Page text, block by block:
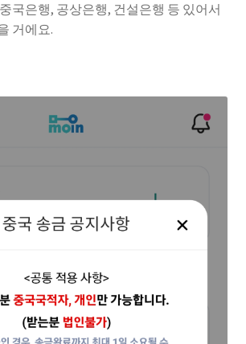
국은행, 공상은행, 건설은행 등 있어서
거에요.